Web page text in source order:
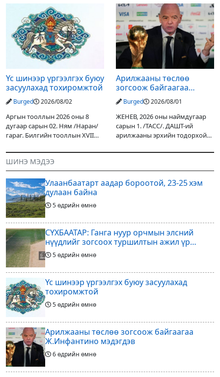
уулархаг нутгаар бороо, дуу
цахилгаантай аадар бороо
орох тул голуудын усны
түвшин нэмэгдэх, нөөлөг
Дарьгангын Ганга нуурыг
сэргээн, хамгаалах төслийг
улсын төсвийн хөрөнгө
оруулалтаар хийж буй.
Төслийн
Үс шинээр үргээлгэх буюу
засуулахад тохиромжтой
Burged 2026/08/02
Аргын тооллын 2026 оны 8
дугаар сарын 02. Ням /Наран/
гараг. Билгийн тооллын XVII
гал Морин жилийн Зуны адаг
хөхөгчин хонь сарын шинийн
19, Адъяа /Асралт/
Арилжааны төслөө
зогсоож байгаагаа
Ж.Инфантино мэдэгдэв
Burged 2026/08/01
ЖЕНЕВ, 2026 оны наймдугаар
сарын 1. /ТАСС/. ДАШТ-ий
арилжааны эрхийн тодорхой
оруулагчдад худалдах
шийдвэрлэснээ ФИФА-гийн
ерөнхийлөгч Жанни
ШИНЭ МЭДЭЭ
Улаанбаатарт аадар бороотой, 23-25 хэм
дулаан байна
5 өдрийн өмнө
СҮХБААТАР: Ганга нуур орчмын элсний
нүүдлийг зогсоох туршилтын ажил үр
дүнгээ өгч эхэлжээ
5 өдрийн өмнө
Үс шинээр үргээлгэх буюу засуулахад
тохиромжтой
5 өдрийн өмнө
Арилжааны төслөө зогсоож байгаагаа
Ж.Инфантино мэдэгдэв
6 өдрийн өмнө